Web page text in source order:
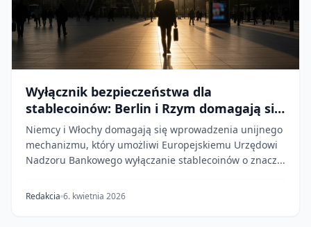
Wyłącznik bezpieczeństwa dla
stablecoinów: Berlin i Rzym domagają się
hamulca awaryjnego
Niemcy i Włochy domagają się wprowadzenia unijnego
mechanizmu, który umożliwi Europejskiemu Urzędowi
Nadzoru Bankowego wyłączanie stablecoinów o znacz...
Redakcia 6. kwietnia 2026